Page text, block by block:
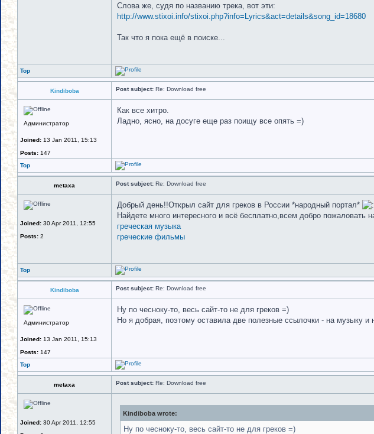
Слова же, судя по названию трека, вот эти:
http://www.stixoi.info/stixoi.php?info=Lyrics&act=details&song_id=18680
Так что я пока ещё в поиске...
Top
Kindiboba Post subject: Re: Download free
Администратор
Joined: 13 Jan 2011, 15:13
Posts: 147
Как все хитро.
Ладно, ясно, на досуге еще раз поищу все опять =)
Top
metaxa Post subject: Re: Download free
Joined: 30 Apr 2011, 12:55
Posts: 2
Добрый день!!Открыл сайт для греков в России *народный портал*
Найдете много интересного и всё бесплатно,всем добро пожаловать
греческая музыка
греческие фильмы
Top
Kindiboba Post subject: Re: Download free
Администратор
Joined: 13 Jan 2011, 15:13
Posts: 147
Ну по чесноку-то, весь сайт-то не для греков =)
Но я добрая, поэтому оставила две полезные ссылочки - на музыку и
Top
metaxa Post subject: Re: Download free
Joined: 30 Apr 2011, 12:55
Kindiboba wrote:
Ну по чесноку-то, весь сайт-то не для греков =)